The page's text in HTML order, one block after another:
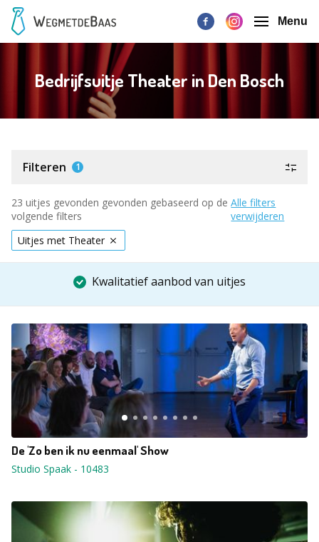
Menu
Bedrijfsuitje Theater in Den Bosch
Filteren 1
23 uitjes gevonden gevonden gebaseerd op de
volgende filters
Alle filters
verwijderen
Uitjes met Theater
Kwalitatief aanbod van uitjes
De 'Zo ben ik nu eenmaal' Show
Studio Spaak - 10483